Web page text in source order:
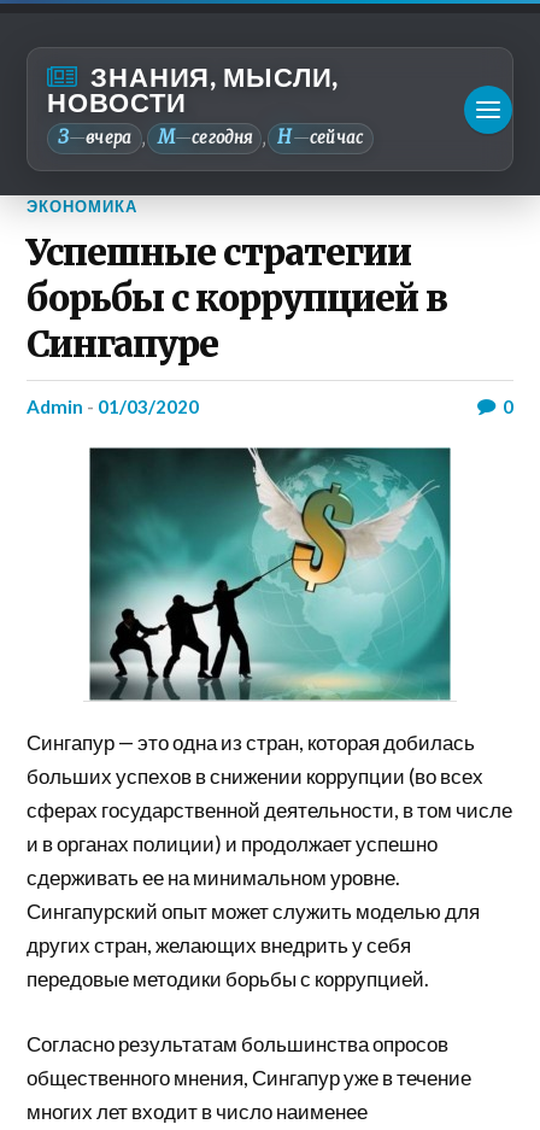
ЗНАНИЯ, МЫСЛИ,
НОВОСТИ
З—вчера , М—сегодня , Н—сейчас
ЭКОНОМИКА
Успешные стратегии
борьбы с коррупцией в
Сингапуре
admin - 01/03/2020 0
Сингапур — это одна из стран, которая добилась
больших успехов в снижении коррупции (во всех
сферах государственной деятельности, в том числе
и в органах полиции) и продолжает успешно
сдерживать ее на минимальном уровне.
Сингапурский опыт может служить моделью для
других стран, желающих внедрить у себя
передовые методики борьбы с коррупцией.
Согласно результатам большинства опросов
общественного мнения, Сингапур уже в течение
многих лет входит в число наименее